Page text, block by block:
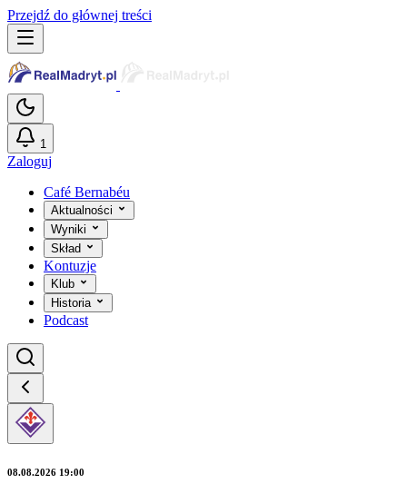
Przejdź do głównej treści
1
Zaloguj
Café Bernabéu
Aktualności
Wyniki
Skład
Kontuzje
Klub
Historia
Podcast
08.08.2026 19:00